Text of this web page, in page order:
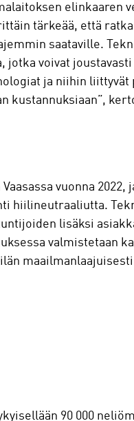
elinkaaren
tärkeää, että
saataville.
voivat
ja niihin liittyvät
kustannuksiaan”,
vuonna
hiilineutraaliutta.
lisäksi
valmistetaan
90 000